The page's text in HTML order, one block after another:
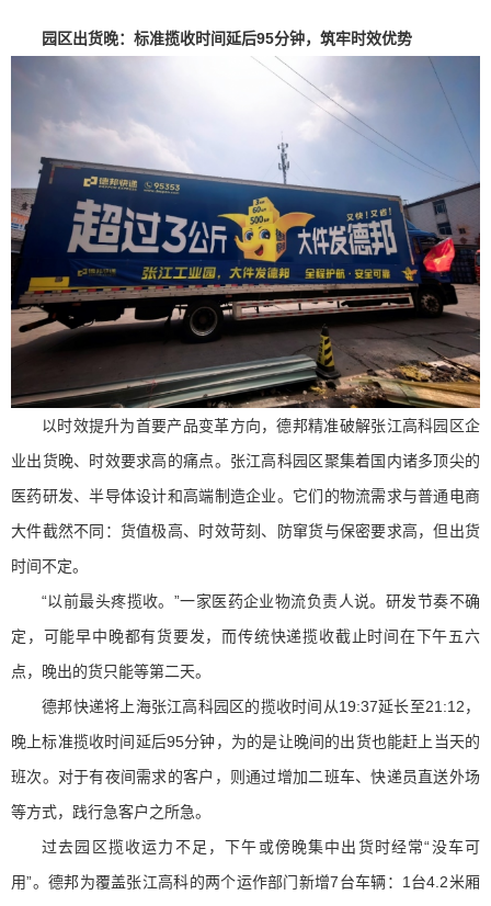
园区出货晚：标准揽收时间延后95分钟，筑牢时效优势
以时效提升为首要产品变革方向，德邦精准破解张江高科园区企
业出货晚、时效要求高的痛点。张江高科园区聚集着国内诸多顶尖的
医药研发、半导体设计和高端制造企业。它们的物流需求与普通电商
大件截然不同：货值极高、时效苛刻、防窜货与保密要求高，但出货
时间不定。
“以前最头疼揽收。”一家医药企业物流负责人说。研发节奏不确
定，可能早中晚都有货要发，而传统快递揽收截止时间在下午五六
点，晚出的货只能等第二天。
德邦快递将上海张江高科园区的揽收时间从19:37延长至21:12，
晚上标准揽收时间延后95分钟，为的是让晚间的出货也能赶上当天的
班次。对于有夜间需求的客户，则通过增加二班车、快递员直送外场
等方式，践行急客户之所急。
过去园区揽收运力不足，下午或傍晚集中出货时经常“没车可
用”。德邦为覆盖张江高科的两个运作部门新增7台车辆：1台4.2米厢